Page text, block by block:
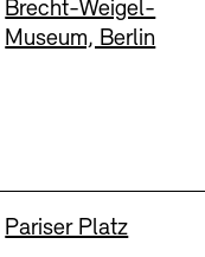
Standort
Brecht-Weigel-
Museum, Berlin
Standort
Pariser Platz